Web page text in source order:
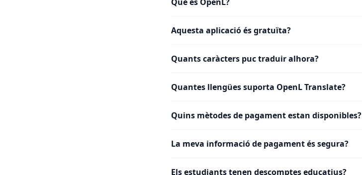
Aquesta aplicació és gratuïta?
Quants caràcters puc traduir alhora?
Quantes llengües suporta OpenL Translate?
Quins mètodes de pagament estan disponibles?
La meva informació de pagament és segura?
Els estudiants tenen descomptes educatius?